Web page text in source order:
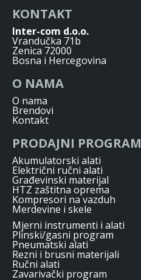
KONTAKT
Inter-com d.o.o.
Vrandučka 71b
Zenica 72000
Bosna i Hercegovina
O NAMA
O nama
Brendovi
Kontakt
PRODAJNI PROGRAM
Akumulatorski alati
Električni ručni alati
Građevinski materijal
HTZ zaštitna oprema
Kompresori na vazduh
Merdevine i skele
Mjerni instrumenti i alati
Plinski/gasni program
Pneumatski alati
Rezni i brusni materijali
Ručni alati
Zavarivački program